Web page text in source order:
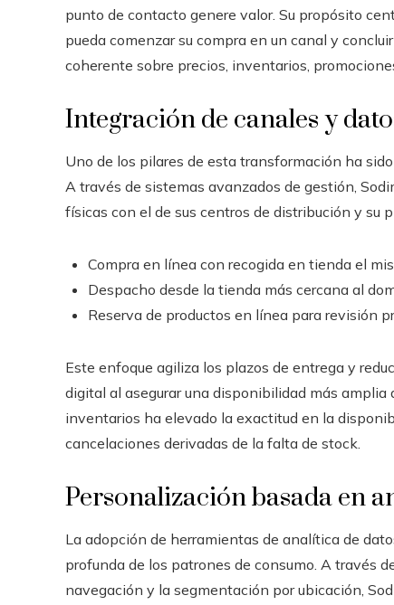
punto de contacto genere valor. Su propósito
pueda comenzar su compra en un canal y
coherente sobre precios, inventarios,
Integración de canales y
Uno de los pilares de esta transformación ha
A través de sistemas avanzados de gestión,
físicas con el de sus centros de distribución y su
Compra en línea con recogida en tienda el
Despacho desde la tienda más cercana al
Reserva de productos en línea para revisión
Este enfoque agiliza los plazos de entrega y
digital al asegurar una disponibilidad más
inventarios ha elevado la exactitud en la
cancelaciones derivadas de la falta de stock.
Personalización basada en
La adopción de herramientas de analítica de
profunda de los patrones de consumo. A través
navegación y la segmentación por ubicación,